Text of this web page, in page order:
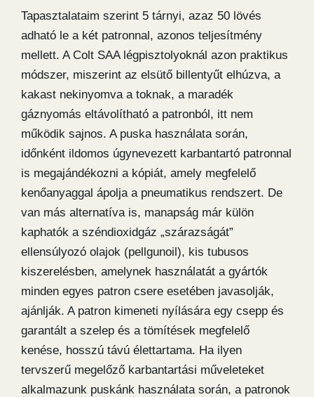
Tapasztalataim szerint 5 tárnyi, azaz 50 lövés
adható le a két patronnal, azonos teljesítmény
mellett. A Colt SAA légpisztolyoknál azon praktikus
módszer, miszerint az elsütő billentyűt elhúzva, a
kakast nekinyomva a toknak, a maradék
gáznyomás eltávolítható a patronból, itt nem
működik sajnos. A puska használata során,
időnként ildomos úgynevezett karbantartó patronnal
is megajándékozni a kópiát, amely megfelelő
kenőanyaggal ápolja a pneumatikus rendszert. De
van más alternatíva is, manapság már külön
kaphatók a széndioxidgáz „szárazságát”
ellensúlyozó olajok (pellgunoil), kis tubusos
kiszerelésben, amelynek használatát a gyártók
minden egyes patron csere esetében javasolják,
ajánlják. A patron kimeneti nyílására egy csepp és
garantált a szelep és a tömítések megfelelő
kenése, hosszú távú élettartama. Ha ilyen
tervszerű megelőző karbantartási műveleteket
alkalmazunk puskánk használata során, a patronok